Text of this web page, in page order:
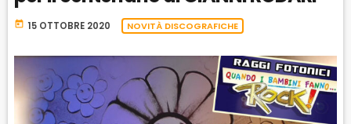
today 15 OTTOBRE 2020 NOVITÀ DISCOGRAFICHE